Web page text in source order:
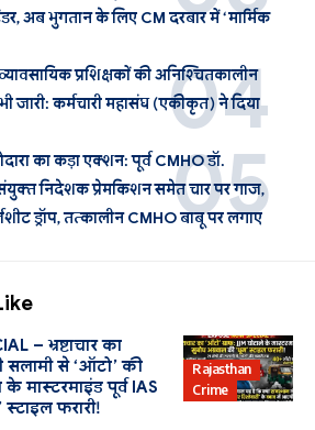
अब भुगतान के लिए CM दरबार में ‘मार्मिक
प्रशिक्षकों की अनिश्चितकालीन
जारी: कर्मचारी महासंघ (एकीकृत) ने दिया
का कड़ा एक्शन: पूर्व CMHO डॉ.
निदेशक प्रेमकिशन समेत चार पर गाज,
ड्रॉप, तत्कालीन CMHO बाबू पर लगाए
Rajasthan
Crime
– भ्रष्टाचार का
सलामी से ‘ऑटो’ की
मास्टरमाइंड पूर्व IAS
फरारी!